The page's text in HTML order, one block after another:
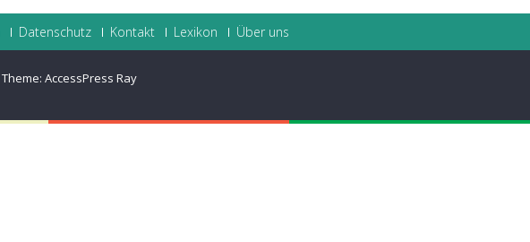
Datenschutz Kontakt Lexikon Über uns
Theme: AccessPress Ray